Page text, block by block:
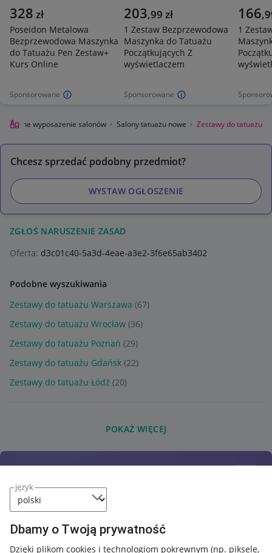
język
Dbamy o Twoją prywatność
Dzięki plikom cookies i technologiom pokrewnym (np. piksele,
Sponsorowane
328 zł
Poseidon Metalowa
Bezprzewodowa Maszynka
do Tatuażu Pen Zestaw+
Kurs Online
Sponsorowane
203,99 zł
1 Zestaw Bezprzewodowa
Maszynka do Tatuażu
Początkujących Z
wyświetlaczem
166,
1
wyposażenie salonów Salony tatuażu nowe Zestawy do tatuażu
Chcesz sprzedać podobny przedmiot?
WYSTAW OGŁOSZENIE
ZGŁOŚ NARUSZENIE ZASAD
Oferta: d3c01c40-5a3d-4eae-a3e2-3f6e65ab3402
Podobne wyszukiwania
Zestawy do tatuażu Warszawa (67)
Zestawy do tatuażu Wrocław (36)
Zestawy do tatuażu Poznań (29)
Zestawy do tatuażu Gdańsk (22)
Zestawy do tatuażu Łódź (20)
POKAŻ WIĘCEJ